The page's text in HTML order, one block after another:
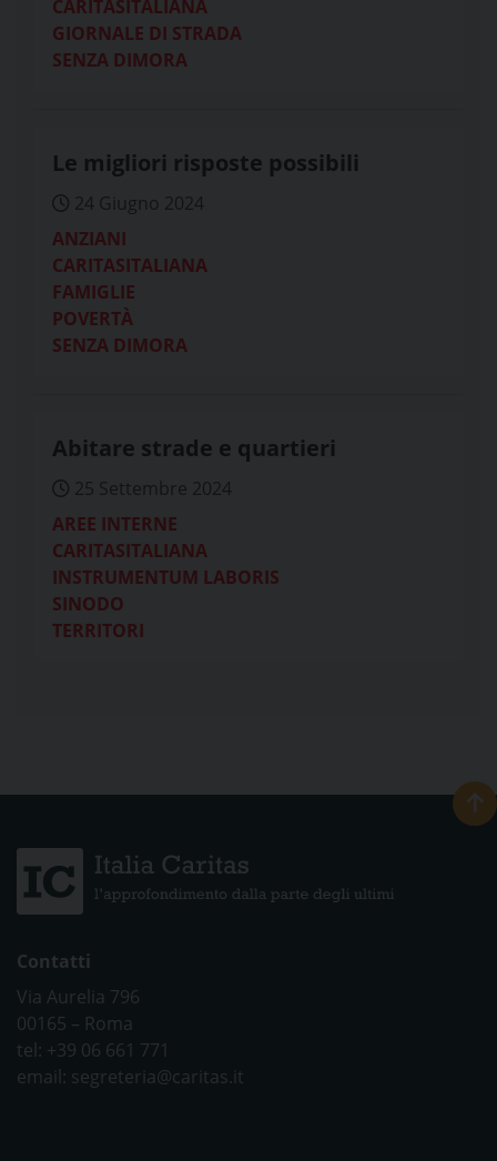
CARITASITALIANA
GIORNALE DI STRADA
SENZA DIMORA
Le migliori risposte possibili
24 Giugno 2024
ANZIANI
CARITASITALIANA
FAMIGLIE
POVERTÀ
SENZA DIMORA
Abitare strade e quartieri
25 Settembre 2024
AREE INTERNE
CARITASITALIANA
INSTRUMENTUM LABORIS
SINODO
TERRITORI
Contatti
Via Aurelia 796
00165 – Roma
tel: +39 06 661 771
email: segreteria@caritas.it